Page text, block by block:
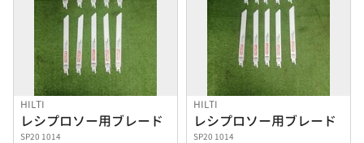
HILTI
レシプロソー用ブレード
SP20 1014
HILTI
レシプロソー用ブレード
SP20 1014